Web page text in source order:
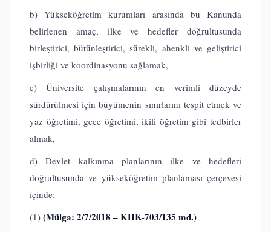
b) Yükseköğretim kurumları arasında bu Kanunda
belirlenen amaç, ilke ve hedefler doğrultusunda
birleştirici, bütünleştirici, sürekli, ahenkli ve geliştirici
işbirliği ve koordinasyonu sağlamak,
c) Üniversite çalışmalarının en verimli düzeyde
sürdürülmesi için büyümenin sınırlarını tespit etmek ve
yaz öğretimi, gece öğretimi, ikili öğretim gibi tedbirler
almak,
d) Devlet kalkınma planlarının ilke ve hedefleri
doğrultusunda ve yükseköğretim planlaması çerçevesi
içinde;
(1) (Mülga: 2/7/2018 – KHK-703/135 md.)